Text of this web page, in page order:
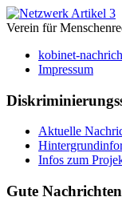
Verein für
kobinet-
Impressum
Aktuelle
Infos zum
Gute